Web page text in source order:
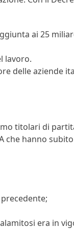
ai 25
lavoro.
delle aziende
titolari di
che hanno
era in